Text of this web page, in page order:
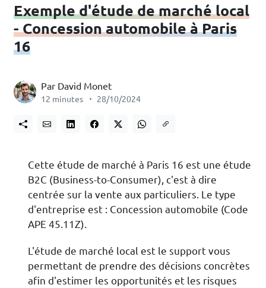
Exemple d'étude de marché local
- Concession automobile à Paris
16
Par David Monet
12 minutes 28/10/2024
Cette étude de marché à Paris 16 est une étude
B2C (Business-to-Consumer), c'est à dire
centrée sur la vente aux particuliers. Le type
d'entreprise est : Concession automobile (Code
APE 45.11Z).
L'étude de marché local est le support vous
permettant de prendre des décisions concrètes
afin d'estimer les opportunités et les risques